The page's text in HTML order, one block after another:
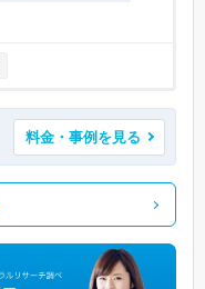
料金・事例を見る